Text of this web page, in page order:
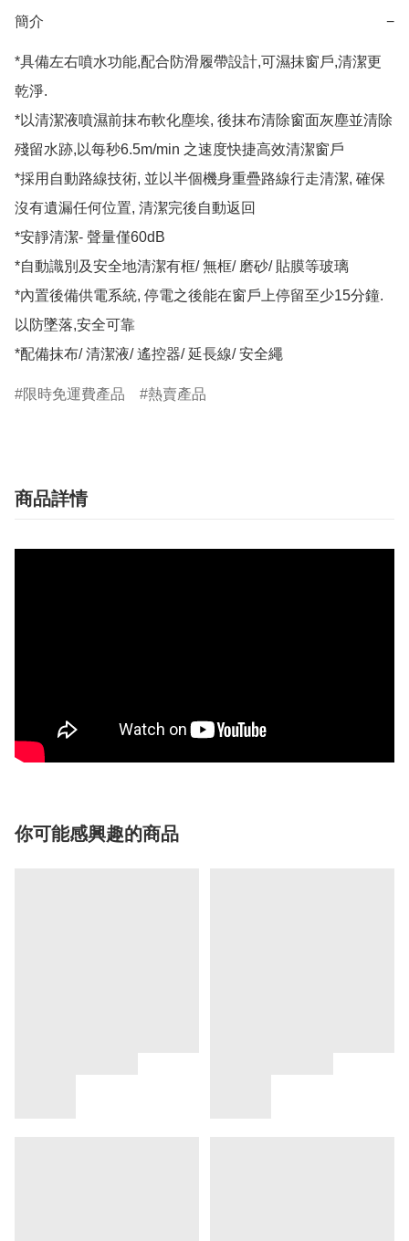
簡介 −
*具備左右噴水功能,配合防滑履帶設計,可濕抹窗戶,清潔更
乾淨.
*以清潔液噴濕前抹布軟化塵埃, 後抹布清除窗面灰塵並清除
殘留水跡,以每秒6.5m/min 之速度快捷高效清潔窗戶
*採用自動路線技術, 並以半個機身重疊路線行走清潔, 確保
沒有遺漏任何位置, 清潔完後自動返回
*安靜清潔- 聲量僅60dB
*自動識別及安全地清潔有框/ 無框/ 磨砂/ 貼膜等玻璃
*內置後備供電系統, 停電之後能在窗戶上停留至少15分鐘.
以防墜落,安全可靠
*配備抹布/ 清潔液/ 遙控器/ 延長線/ 安全繩
限時免運費產品 熱賣產品
商品詳情
你可能感興趣的商品